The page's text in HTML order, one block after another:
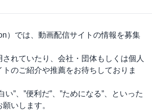
） では、動画配信サイトの情報を募集
れていたり、会社・団体もしくは個人
のご紹介や推薦をお待ちしておりま
い”、”便利だ”、”ためになる”、といった
いします。